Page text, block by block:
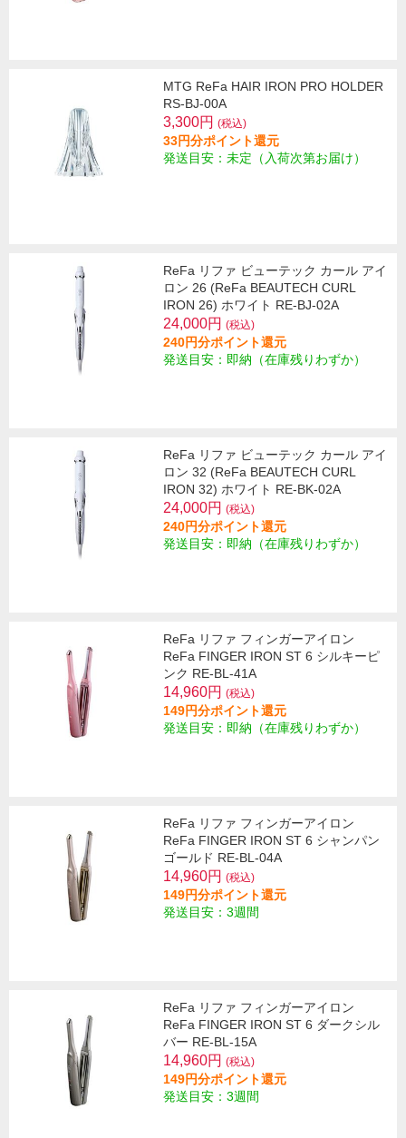
MTG ReFa HAIR IRON PRO HOLDER
RS-BJ-00A
3,300円 (税込)
33円分ポイント還元
発送目安：未定（入荷次第お届け）
ReFa リファ ビューテック カール アイ
ロン 26 (ReFa BEAUTECH CURL
IRON 26) ホワイト RE-BJ-02A
24,000円 (税込)
240円分ポイント還元
発送目安：即納（在庫残りわずか）
ReFa リファ ビューテック カール アイ
ロン 32 (ReFa BEAUTECH CURL
IRON 32) ホワイト RE-BK-02A
24,000円 (税込)
240円分ポイント還元
発送目安：即納（在庫残りわずか）
ReFa リファ フィンガーアイロン
ReFa FINGER IRON ST 6 シルキーピ
ンク RE-BL-41A
14,960円 (税込)
149円分ポイント還元
発送目安：即納（在庫残りわずか）
ReFa リファ フィンガーアイロン
ReFa FINGER IRON ST 6 シャンパン
ゴールド RE-BL-04A
14,960円 (税込)
149円分ポイント還元
発送目安：3週間
ReFa リファ フィンガーアイロン
ReFa FINGER IRON ST 6 ダークシル
バー RE-BL-15A
14,960円 (税込)
149円分ポイント還元
発送目安：3週間